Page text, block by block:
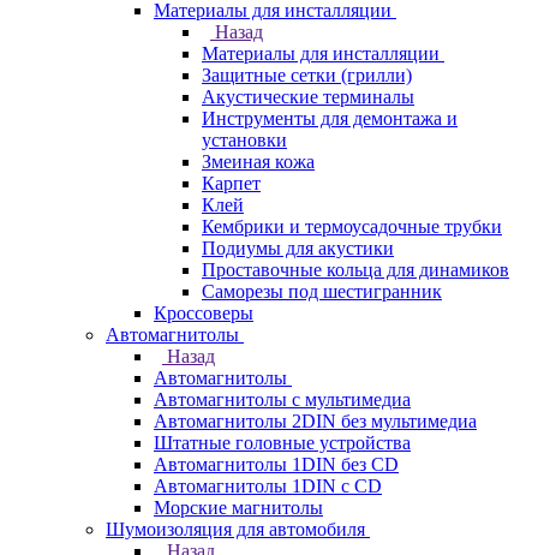
Материалы для инсталляции
Назад
Материалы для инсталляции
Защитные сетки (грилли)
Акустические терминалы
Инструменты для демонтажа и
установки
Змеиная кожа
Карпет
Клей
Кембрики и термоусадочные трубки
Подиумы для акустики
Проставочные кольца для динамиков
Саморезы под шестигранник
Кроссоверы
Автомагнитолы
Назад
Автомагнитолы
Автомагнитолы с мультимедиа
Автомагнитолы 2DIN без мультимедиа
Штатные головные устройства
Автомагнитолы 1DIN без CD
Автомагнитолы 1DIN с CD
Морские магнитолы
Шумоизоляция для автомобиля
Назад